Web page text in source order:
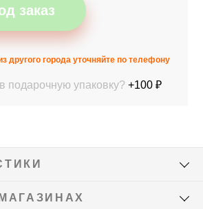
заказ
другого города уточняйте по телефону
подарочную упаковку? +100 ₽